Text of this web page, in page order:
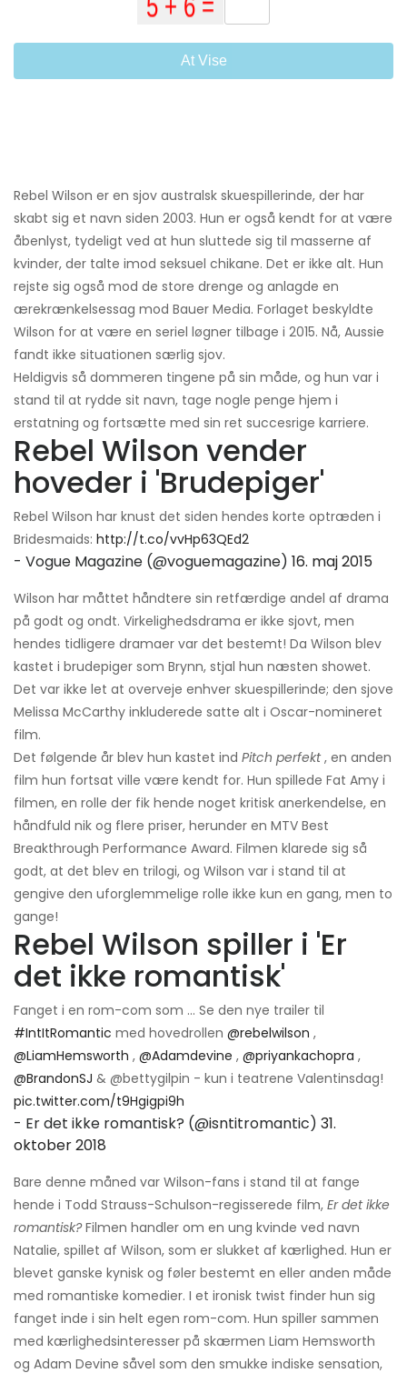
At Vise
Rebel Wilson er en sjov australsk skuespillerinde, der har
skabt sig et navn siden 2003. Hun er også kendt for at være
åbenlyst, tydeligt ved at hun sluttede sig til masserne af
kvinder, der talte imod seksuel chikane. Det er ikke alt. Hun
rejste sig også mod de store drenge og anlagde en
ærekrænkelsessag mod Bauer Media. Forlaget beskyldte
Wilson for at være en seriel løgner tilbage i 2015. Nå, Aussie
fandt ikke situationen særlig sjov.
Heldigvis så dommeren tingene på sin måde, og hun var i
stand til at rydde sit navn, tage nogle penge hjem i
erstatning og fortsætte med sin ret succesrige karriere.
Rebel Wilson vender
hoveder i 'Brudepiger'
Rebel Wilson har knust det siden hendes korte optræden i
Bridesmaids: http://t.co/vvHp63QEd2
- Vogue Magazine (@voguemagazine) 16. maj 2015
Wilson har måttet håndtere sin retfærdige andel af drama
på godt og ondt. Virkelighedsdrama er ikke sjovt, men
hendes tidligere dramaer var det bestemt! Da Wilson blev
kastet i brudepiger som Brynn, stjal hun næsten showet.
Det var ikke let at overveje enhver skuespillerinde; den sjove
Melissa McCarthy inkluderede satte alt i Oscar-nomineret
film.
Det følgende år blev hun kastet ind Pitch perfekt, en anden
film hun fortsat ville være kendt for. Hun spillede Fat Amy i
filmen, en rolle der fik hende noget kritisk anerkendelse, en
håndfuld nik og flere priser, herunder en MTV Best
Breakthrough Performance Award. Filmen klarede sig så
godt, at det blev en trilogi, og Wilson var i stand til at
gengive den uforglemmelige rolle ikke kun en gang, men to
gange!
Rebel Wilson spiller i 'Er
det ikke romantisk'
Fanget i en rom-com som ... Se den nye trailer til
#IntItRomantic med hovedrollen @rebelwilson ,
@LiamHemsworth , @Adamdevine , @priyankachopra ,
@BrandonSJ & @bettygilpin - kun i teatrene Valentinsdag!
pic.twitter.com/t9Hgigpi9h
- Er det ikke romantisk? (@isntitromantic) 31.
oktober 2018
Bare denne måned var Wilson-fans i stand til at fange
hende i Todd Strauss-Schulson-regisserede film, Er det ikke
romantisk?Filmen handler om en ung kvinde ved navn
Natalie, spillet af Wilson, som er slukket af kærlighed. Hun er
blevet ganske kynisk og føler bestemt en eller anden måde
med romantiske komedier. I et ironisk twist finder hun sig
fanget inde i sin helt egen rom-com. Hun spiller sammen
med kærlighedsinteresser på skærmen Liam Hemsworth
og Adam Devine såvel som den smukke indiske sensation,